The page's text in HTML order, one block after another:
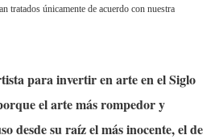
tratados únicamente de acuerdo con nuestra
para invertir en arte en el Siglo
el arte más rompedor y
desde su raíz el más inocente, el de